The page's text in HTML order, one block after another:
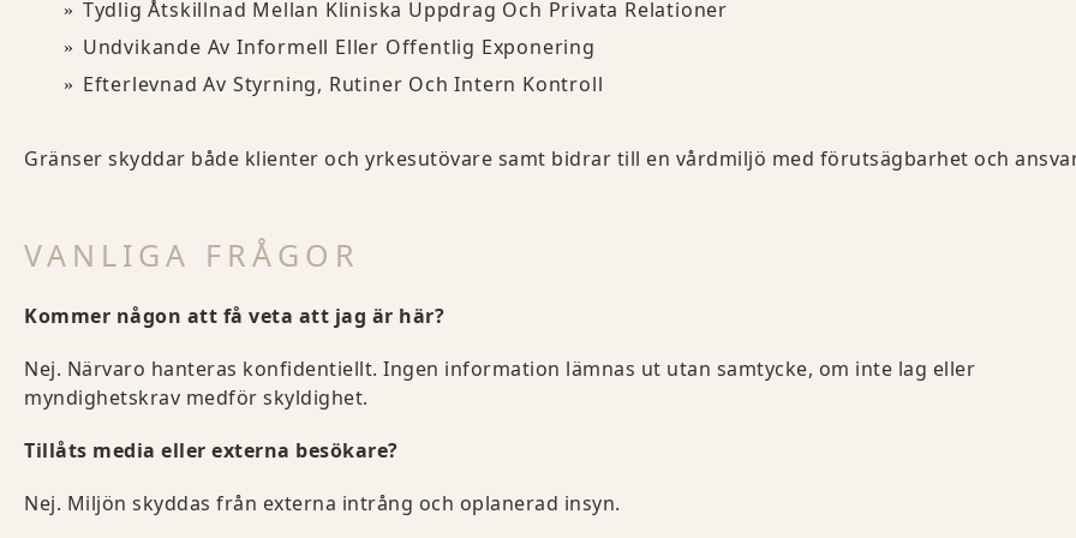
Tydlig Åtskillnad Mellan Kliniska Uppdrag Och Privata Relationer
Undvikande Av Informell Eller Offentlig Exponering
Efterlevnad Av Styrning, Rutiner Och Intern Kontroll
Gränser skyddar både klienter och yrkesutövare samt bidrar till en vårdmiljö med förutsägbarhet och
VANLIGA FRÅGOR
Kommer någon att få veta att jag är här?
Nej. Närvaro hanteras konfidentiellt. Ingen information lämnas ut utan samtycke, om inte lag eller
myndighetskrav medför skyldighet.
Tillåts media eller externa besökare?
Nej. Miljön skyddas från externa intrång och oplanerad insyn.